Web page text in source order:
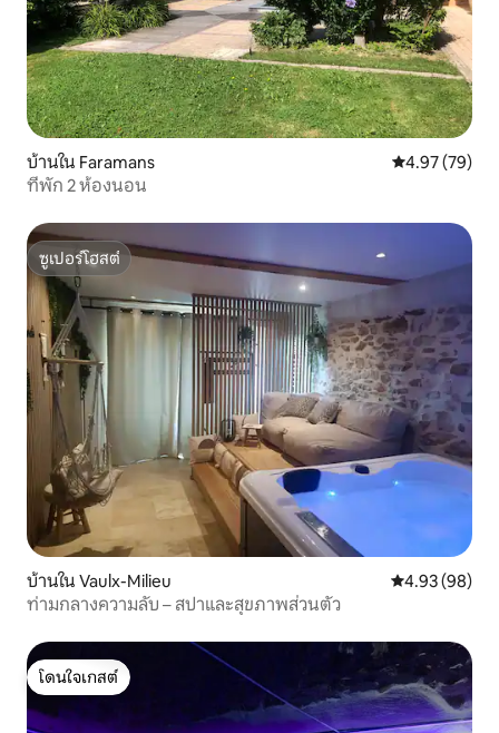
บ้านใน Faramans คะแนนเฉลี่ย
4.97 (79)
ที่พัก 2 ห้องนอน
ซูเปอร์โฮสต์
ซูเปอร์โฮสต์
บ้านใน Vaulx-Milieu คะแนนเฉลี่ย
4.93 (98)
ท่ามกลางความลับ – สปาและสุขภาพส่วนตัว
โดนใจเกสต์
โดนใจเกสต์